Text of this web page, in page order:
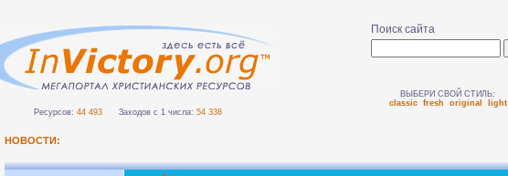
Ресурсов: 44 493 Заходов с 1 числа: 54 338
Поиск сайта
ВЫБЕРИ СВОЙ СТИЛЬ:
classic
fresh original light
НОВОСТИ: